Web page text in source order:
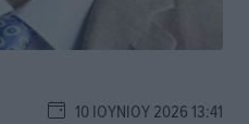
10 ΙΟΥΝΊΟΥ 2026 13:41